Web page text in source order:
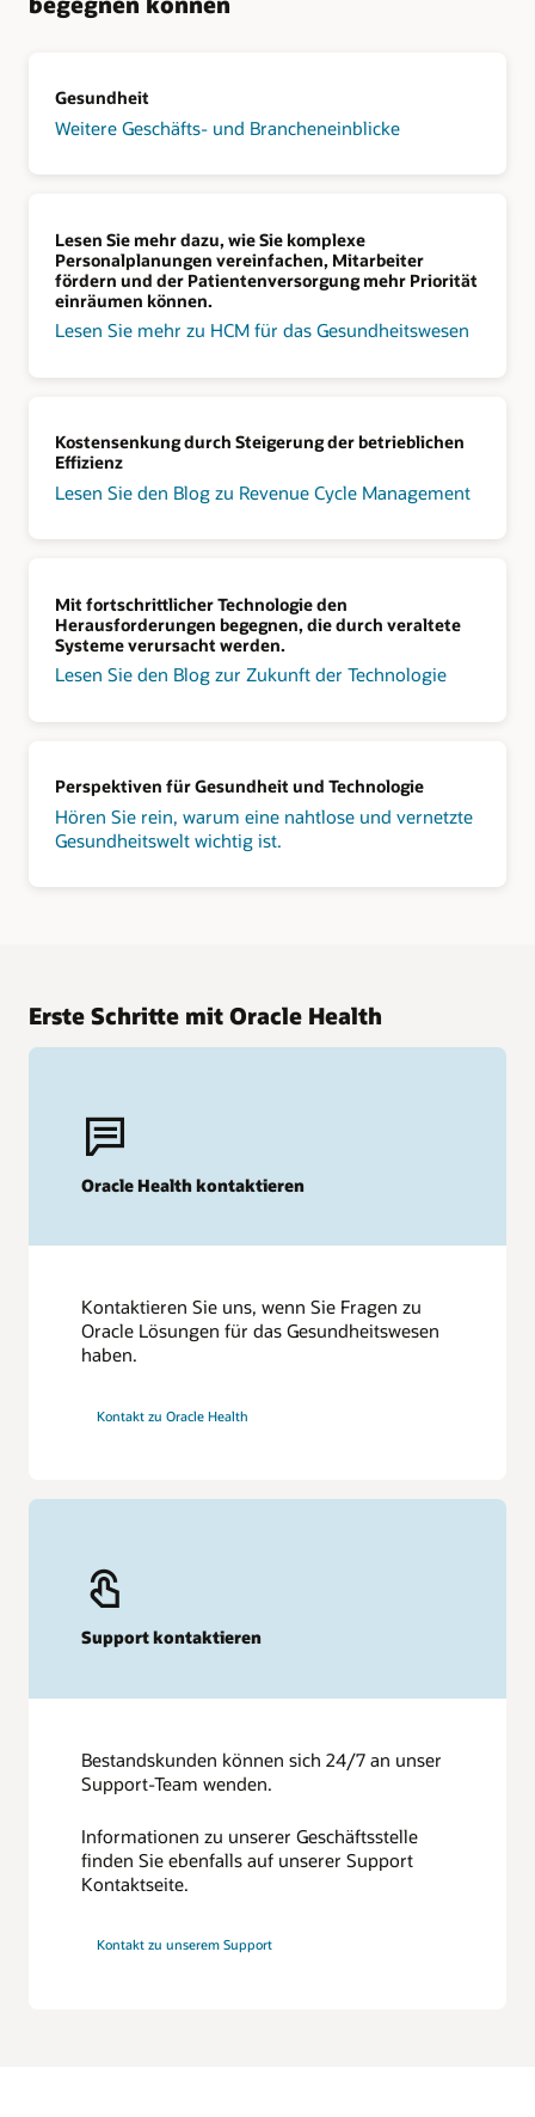
Gesundheit
Weitere Geschäfts- und Brancheneinblicke
Lesen Sie mehr dazu, wie Sie komplexe
Personalplanungen vereinfachen, Mitarbeiter
fördern und der Patientenversorgung mehr Priorität
einräumen können.
Lesen Sie mehr zu HCM für das Gesundheitswesen
Kostensenkung durch Steigerung der betrieblichen
Effizienz
Lesen Sie den Blog zu Revenue Cycle Management
Mit fortschrittlicher Technologie den
Herausforderungen begegnen, die durch veraltete
Systeme verursacht werden.
Lesen Sie den Blog zur Zukunft der Technologie
Perspektiven für Gesundheit und Technologie
Hören Sie rein, warum eine nahtlose und vernetzte
Gesundheitswelt wichtig ist.
Erste Schritte mit Oracle Health
Oracle Health kontaktieren
Kontaktieren Sie uns, wenn Sie Fragen zu
Oracle Lösungen für das Gesundheitswesen
haben.
Kontakt zu Oracle Health
Support kontaktieren
Bestandskunden können sich 24/7 an unser
Support-Team wenden.
Informationen zu unserer Geschäftsstelle
finden Sie ebenfalls auf unserer Support
Kontaktseite.
Kontakt zu unserem Support